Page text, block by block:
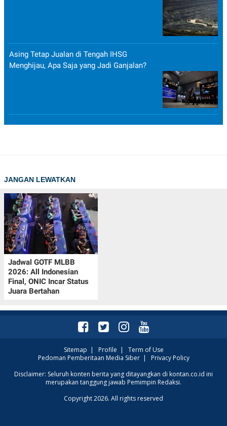
Asing Tetap Jualan di Tengah IHSG
Menghijau, Apa Saja yang Jadi Ganjalan?
JANGAN LEWATKAN
Jadwal GOTF MLBB
2026: All Indonesian
Final, ONIC Incar Status
Juara Bertahan
Sitemap | Profile | Term of Use
Pedoman Pemberitaan Media Siber| Privacy Policy
Disclaimer: Seluruh konten berita yang ditayangkan di kontan.co.id ini
merupakan tanggung jawab Pemimpin Redaksi.
Copyright 2026. All rights reserved